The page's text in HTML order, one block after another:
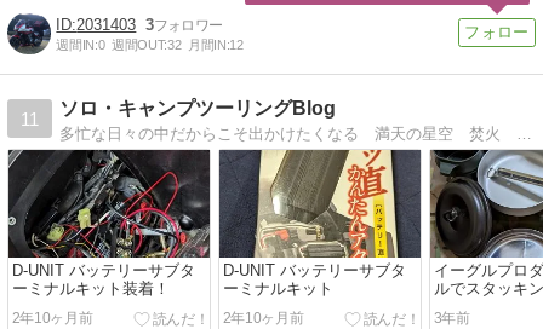
2031403 3
週間IN:0 週間OUT:32 月間IN:12
11
ソロ・キャンプツーリングBlog
D-UNIT バッテリーサブタ
ーミナルキット装着！
2年10ヶ月前
D-UNIT バッテリーサブタ
ーミナルキット
2年10ヶ月前
イーグルプロ
ルでスタッキ
その３
3年前